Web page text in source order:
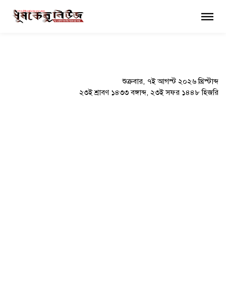
শুক্রবার, ৭ই আগস্ট ২০২৬ খ্রিস্টাব্দ
২৩ই শ্রাবণ ১৪৩৩ বঙ্গাব্দ, ২৩ই সফর ১৪৪৮ হিজরি
×